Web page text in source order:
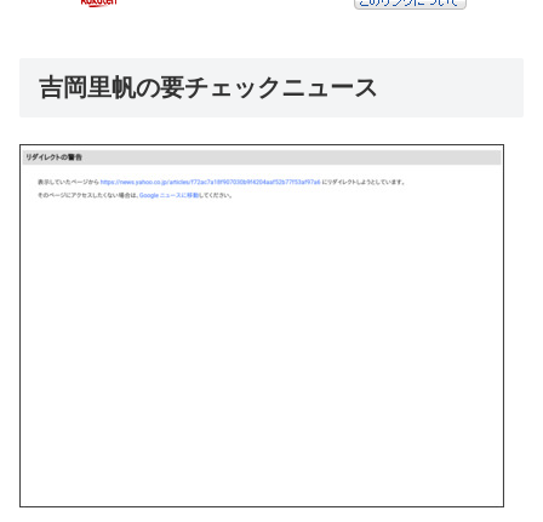
吉岡里帆の要チェックニュース